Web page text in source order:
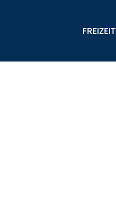
FREIZEIT